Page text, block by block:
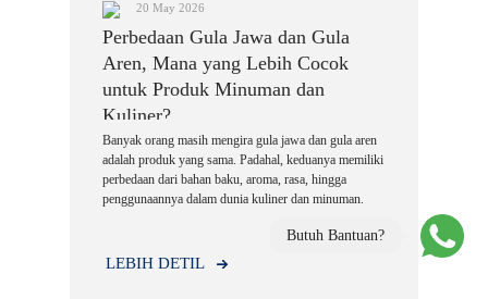
20 May 2026
Perbedaan Gula Jawa dan Gula
Aren, Mana yang Lebih Cocok
untuk Produk Minuman dan
Kuliner?
Banyak orang masih mengira gula jawa dan gula aren
adalah produk yang sama. Padahal, keduanya memiliki
perbedaan dari bahan baku, aroma, rasa, hingga
penggunaannya dalam dunia kuliner dan minuman.
LEBIH DETIL
Butuh Bantuan?